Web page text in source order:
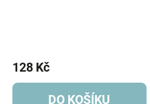
128 Kč
DO KOŠÍKU